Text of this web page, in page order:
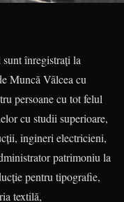
înregistrați la
Muncă Vâlcea cu
persoane cu tot felul
cu studii superioare,
ingineri electricieni,
patrimoniu la
pentru tipografie,
textilă,